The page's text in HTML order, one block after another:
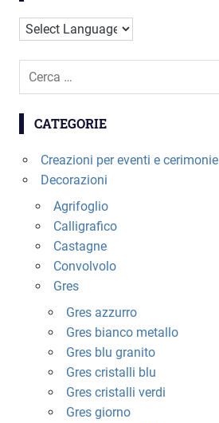
nella
prodotto
Cerca
CATEGORIE
Creazioni per eventi e cerimonie
Decorazioni
Agrifoglio
Calligrafico
Castagne
Convolvolo
Gres
Gres azzurro
Gres bianco metallo
Gres blu granito
Gres cristalli blu
Gres cristalli verdi
Gres giorno